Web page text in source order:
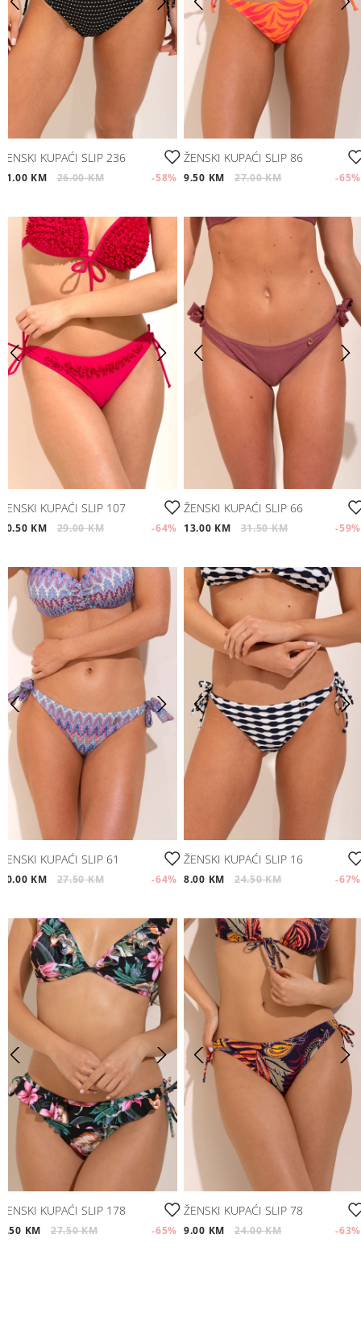
ŽENSKI KUPAĆI SLIP 236
11.00 KM 26.00 KM -58%
ŽENSKI KUPAĆI SLIP 86
9.50 KM 27.00 KM -65%
ŽENSKI KUPAĆI SLIP 107
10.50 KM 29.00 KM -64%
ŽENSKI KUPAĆI SLIP 66
13.00 KM 31.50 KM -59%
ŽENSKI KUPAĆI SLIP 61
10.00 KM 27.50 KM -64%
ŽENSKI KUPAĆI SLIP 16
8.00 KM 24.50 KM -67%
ŽENSKI KUPAĆI SLIP 178
9.50 KM 27.50 KM -65%
ŽENSKI KUPAĆI SLIP 78
9.00 KM 24.00 KM -63%